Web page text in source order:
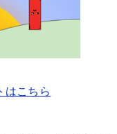
はこちら